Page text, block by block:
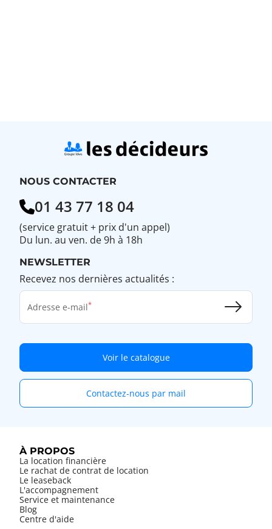
NOUS CONTACTER
01 43 77 18 04
(service gratuit + prix d'un appel)
Du lun. au ven. de 9h à 18h
NEWSLETTER
Recevez nos dernières actualités :
Adresse e-mail
Voir le catalogue
Contactez-nous par mail
À PROPOS
La location financière
Le rachat de contrat de location
Le leaseback
L'accompagnement
Service et maintenance
Blog
Centre d'aide